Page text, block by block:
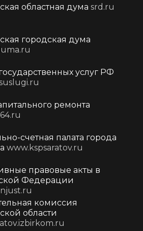
областная дума srd.ru
городская дума
услуг РФ
ремонта
счетная палата города
www.kspsaratov.ru
правовые акты в
Федерации
комиссия
области